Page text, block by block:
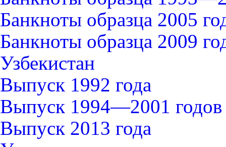
Банкноты образца 2005
Банкноты образца 2009
Узбекистан
Выпуск 1992 года
Выпуск 1994—2001 годов
Выпуск 2013 года